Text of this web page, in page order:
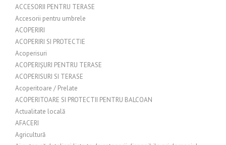
ACCESORII PENTRU TERASE
Accesorii pentru umbrele
ACOPERIRI
ACOPERIRI SI PROTECTIE
Acoperisuri
ACOPERIȘURI PENTRU TERASE
ACOPERISURI SI TERASE
Acoperitoare / Prelate
ACOPERITOARE SI PROTECTII PENTRU BALCOAN
Actualitate locală
AFACERI
Agricultură